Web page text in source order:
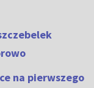
na pierwszego